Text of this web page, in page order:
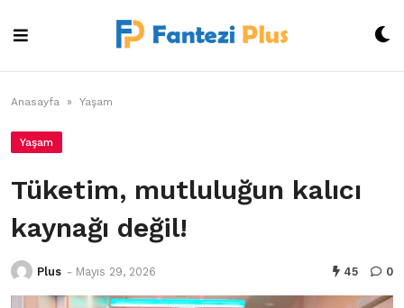
content
Anasayfa » Yaşam
Yaşam
Tüketim, mutluluğun kalıcı
kaynağı değil!
Plus - Mayıs 29, 2026 45 0